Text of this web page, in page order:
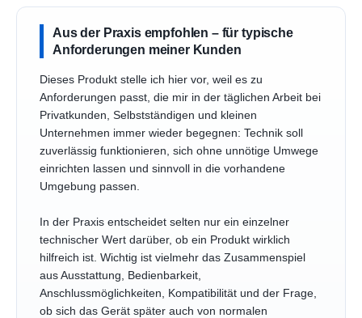
Aus der Praxis empfohlen – für typische
Anforderungen meiner Kunden
Dieses Produkt stelle ich hier vor, weil es zu
Anforderungen passt, die mir in der täglichen Arbeit bei
Privatkunden, Selbstständigen und kleinen
Unternehmen immer wieder begegnen: Technik soll
zuverlässig funktionieren, sich ohne unnötige Umwege
einrichten lassen und sinnvoll in die vorhandene
Umgebung passen.
In der Praxis entscheidet selten nur ein einzelner
technischer Wert darüber, ob ein Produkt wirklich
hilfreich ist. Wichtig ist vielmehr das Zusammenspiel
aus Ausstattung, Bedienbarkeit,
Anschlussmöglichkeiten, Kompatibilität und der Frage,
ob sich das Gerät später auch von normalen